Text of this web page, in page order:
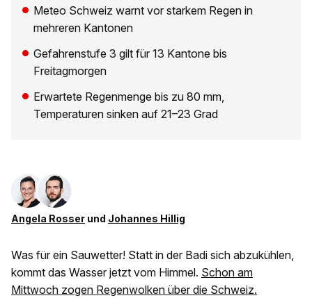
Meteo Schweiz warnt vor starkem Regen in
mehreren Kantonen
Gefahrenstufe 3 gilt für 13 Kantone bis
Freitagmorgen
Erwartete Regenmenge bis zu 80 mm,
Temperaturen sinken auf 21–23 Grad
Angela Rosser und Johannes Hillig
Was für ein Sauwetter! Statt in der Badi sich abzukühlen,
kommt das Wasser jetzt vom Himmel. Schon am
Mittwoch zogen Regenwolken über die Schweiz.